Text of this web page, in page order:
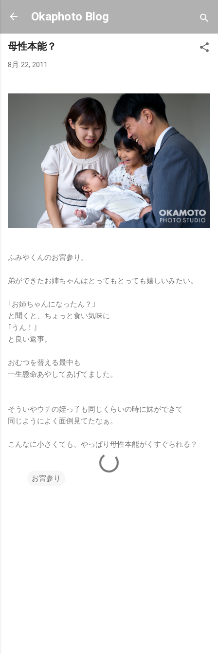
スキップしてメイン コンテンツに移動
Okaphoto Blog
母性本能？
8月 22, 2011
ふみやくんのお宮参り。
弟ができたお姉ちゃんはとってもとっても嬉しいみたい。
｢お姉ちゃんになったん？｣
と聞くと、ちょっと食い気味に
｢うん！｣
と良い返事。
おむつを替える最中も
一生懸命あやしてあげてました。
そういやウチの姪っ子も同じくらいの時に妹ができて
同じようによく面倒見てたなぁ。
こんなに小さくても、やっぱり母性本能がくすぐられる？
お宮参り